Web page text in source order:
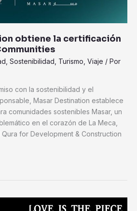
obtiene la certificación
Sostenibilidad Turismo Viaje / Por
con la sostenibilidad y el
Masar Destination establece
comunidades sostenibles Masar, un
en el corazón de La Meca,
for Development & Construction